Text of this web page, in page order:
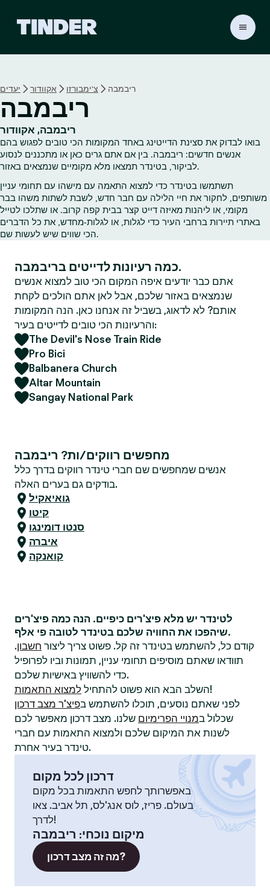
ת
י
נ
ד
יעדים אקוודור צ'ימבורזו ריבמבה
ריבמבה
ריבמבה, אקוודור
בואו לבדוק את סצינת הדייטינג באחד המקומות הכי טובים לפגוש בהם
אנשים חדשים: ריבמבה. בין אם אתם גרים כאן או מתכננים לנסוע
לביקור, בטינדר תמצאו מלא מקומיים שנמצאים באזור.
תשתמשו בטינדר כדי למצוא התאמה עם מישהו עם תחומי עניין
משותפים, לחקור את חיי הלילה עם חבר חדש, לשבת לשתות משהו בבר
מקומי, או ליהנות מאיזה דייט קצר בבית קפה קרוב. או שתלכו לטייל
באתרי תיירות ברחבי העיר כדי לגלות, או לגלות‑מחדש, את כל הדברים
הכי שווים שיש לעשות שם.
כמה רעיונות לדייטים בריבמבה.
אתם כבר יודעים איפה המקום הכי טוב למצוא אנשים
שנמצאים באזור שלכם, אבל לאן אתם הולכים לקחת
אותם? לא לדאוג, בשביל זה אנחנו כאן. הנה המקומות
והרעיונות הכי טובים לדייטים בעיר:
The Devil's Nose Train Ride
Pro Bici
Balbanera Church
Altar Mountain
Sangay National Park
מחפשים רווקים/ות? ריבמבה
אנשים שמחפשים שם חברי טינדר רווקים בדרך כלל
בודקים גם בערים האלה.
גואיאקיל
קיטו
סנטו דומינגו
איברה
קואנקה
לטינדר יש מלא פיצ'רים כיפיים. הנה כמה פיצ'רים
שיהפכו את החוויה שלכם בטינדר לטובה פי אלף.
קודם כל, להשתמש בטינדר זה קל. פשוט צריך ליצור חשבון.
תוודאו שאתם מוסיפים תחומי עניין, תמונות וביו לפרופיל
כדי להשוויץ באישיות שלכם.
השלב הבא הוא פשוט להתחיל למצוא התאמות
!
לפני שאתם נוסעים, תוכלו להשתמש בפיצ'ר מצב דרכון
שכלול במנויי הפרימיום שלנו. מצב דרכון מאפשר לכם
לשנות את המיקום שלכם ולמצוא התאמות עם חברי
טינדר בעיר אחרת.
דרכון לכל מקום
באפשרותך לחפש התאמות בכל מקום
בעולם. פריז, לוס אנג'לס, תל אביב. צאו
לדרך!
מיקום נוכחי: ריבמבה
מה זה מצב דרכון?